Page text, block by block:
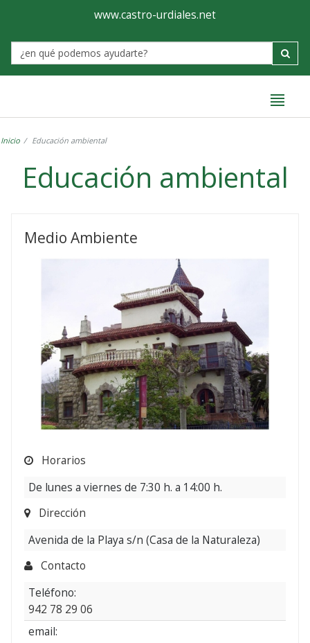
Ayuntamiento
de
Castro-
www.castro-urdiales.net
Label
Inicio Educación ambiental
Educación ambiental
ambiental
Medio Ambiente
Horarios
De lunes a viernes de 7:30 h. a 14:00 h.
Dirección
Avenida de la Playa s/n (Casa de la Naturaleza)
Contacto
Teléfono:
942 78 29 06
email: